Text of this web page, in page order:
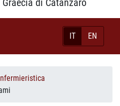
di Catanzaro
IT EN